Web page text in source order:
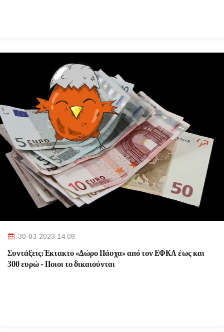
30-03-2023 14:08
Συντάξεις: Έκτακτο «Δώρο Πάσχα» από τον ΕΦΚΑ έως και
300 ευρώ - Ποιοι το δικαιούνται